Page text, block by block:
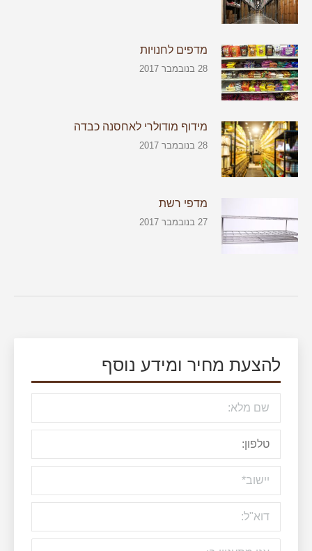
מדפים לחנויות
28 בנובמבר 2017
מידוף מודולרי לאחסנה כבדה
28 בנובמבר 2017
מדפי רשת
27 בנובמבר 2017
להצעת מחיר ומידע נוסף